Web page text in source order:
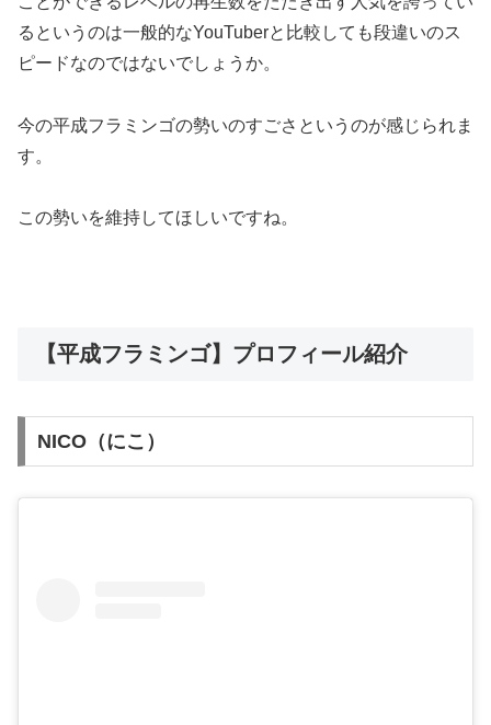
るというのは一般的なYouTuberと比較しても段違いのス
ピードなのではないでしょうか。
今の平成フラミンゴの勢いのすごさというのが感じられま
す。
この勢いを維持してほしいですね。
【平成フラミンゴ】プロフィール紹介
NICO（にこ）